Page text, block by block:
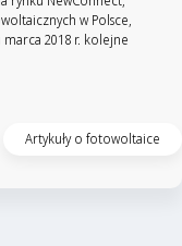
w Polsce,
2018 r. kolejne
Artykuły o fotowoltaice